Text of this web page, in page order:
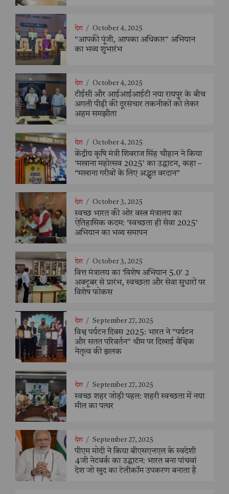
देश / October 4, 2025
"आपकी पूंजी, आपका अधिकार" अभियान
का भव्य शुभारंभ
देश / October 4, 2025
टीईसी और आईआईआईटी नया रायपुर के बीच
अगली पीढ़ी की दूरसंचार तकनीकों को लेकर
अहम समझौता
देश / October 4, 2025
केंद्रीय कृषि मंत्री शिवराज सिंह चौहान ने किया
‘मखाना महोत्सव 2025’ का उद्घाटन, कहा –
“मखाना गरीबों के लिए अद्भुत वरदान”
देश / October 3, 2025
स्वच्छ भारत की ओर वस्त्र मंत्रालय का
ऐतिहासिक कदम: ‘स्वच्छता ही सेवा 2025’
अभियान का भव्य समापन
देश / October 3, 2025
वित्त मंत्रालय का ‘विशेष अभियान 5.0’ 2
अक्टूबर से प्रारंभ, स्वच्छता और सेवा सुधारों पर
विशेष फोकस
देश / September 27, 2025
विश्व पर्यटन दिवस 2025: भारत ने "पर्यटन
और सतत परिवर्तन" थीम पर दिखाई वैश्विक
नेतृत्व की झलक
देश / September 27, 2025
स्वच्छ शहर जोड़ी पहल: शहरी स्वच्छता में नया
मील का पत्थर
देश / September 27, 2025
पीएम मोदी ने किया बीएसएनएल के स्वदेशी
4जी नेटवर्क का उद्घाटन: भारत बना पांचवां
देश जो खुद का टेलीकॉम उपकरण बनाता है